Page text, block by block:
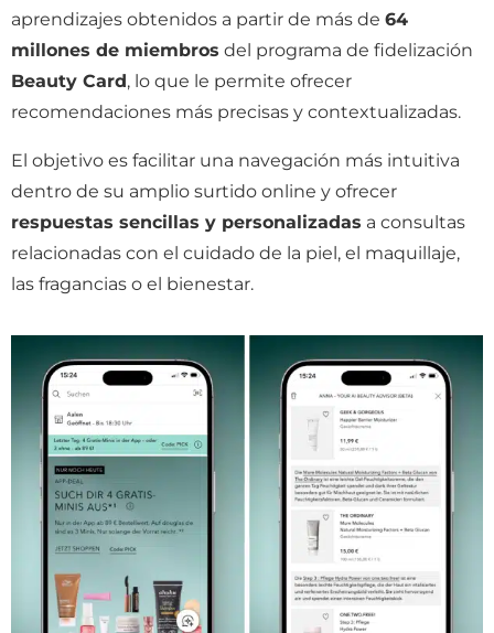
aprendizajes obtenidos a partir de más de 64
millones de miembros del programa de fidelización
Beauty Card, lo que le permite ofrecer
recomendaciones más precisas y contextualizadas.
El objetivo es facilitar una navegación más intuitiva
dentro de su amplio surtido online y ofrecer
respuestas sencillas y personalizadas a consultas
relacionadas con el cuidado de la piel, el maquillaje,
las fragancias o el bienestar.